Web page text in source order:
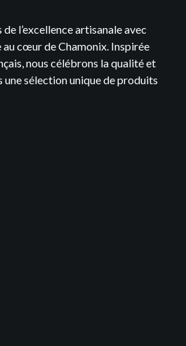
de l’excellence artisanale avec
cœur de Chamonix. Inspirée
nous célébrons la qualité et
une sélection unique de produits